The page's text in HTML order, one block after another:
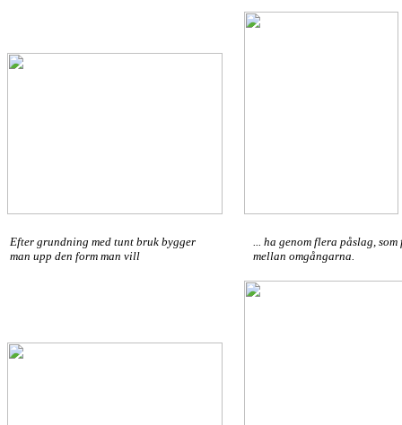
Efter grundning med tunt bruk bygger
man upp den form man vill
... ha genom flera påslag,
mellan omgångarna.